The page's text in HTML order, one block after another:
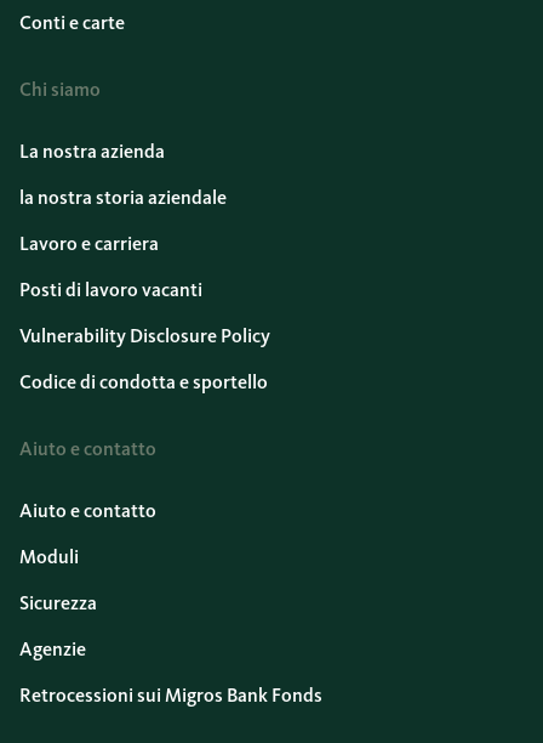
Conti e carte
Chi siamo
La nostra azienda
la nostra storia aziendale
Lavoro e carriera
Posti di lavoro vacanti
Vulnerability Disclosure Policy
Codice di condotta e sportello
Aiuto e contatto
Aiuto e contatto
Moduli
Sicurezza
Agenzie
Retrocessioni sui Migros Bank Fonds